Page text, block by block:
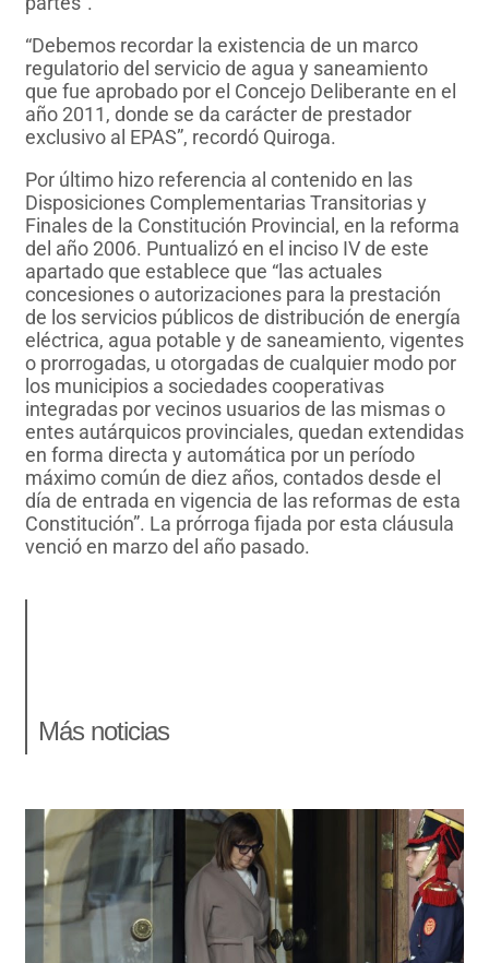
“Debemos recordar la existencia de un marco
regulatorio del servicio de agua y saneamiento
que fue aprobado por el Concejo Deliberante en el
año 2011, donde se da carácter de prestador
exclusivo al EPAS”, recordó Quiroga.
Por último hizo referencia al contenido en las
Disposiciones Complementarias Transitorias y
Finales de la Constitución Provincial, en la reforma
del año 2006. Puntualizó en el inciso IV de este
apartado que establece que “las actuales
concesiones o autorizaciones para la prestación
de los servicios públicos de distribución de energía
eléctrica, agua potable y de saneamiento, vigentes
o prorrogadas, u otorgadas de cualquier modo por
los municipios a sociedades cooperativas
integradas por vecinos usuarios de las mismas o
entes autárquicos provinciales, quedan extendidas
en forma directa y automática por un período
máximo común de diez años, contados desde el
día de entrada en vigencia de las reformas de esta
Constitución”. La prórroga fijada por esta cláusula
venció en marzo del año pasado.
Más noticias